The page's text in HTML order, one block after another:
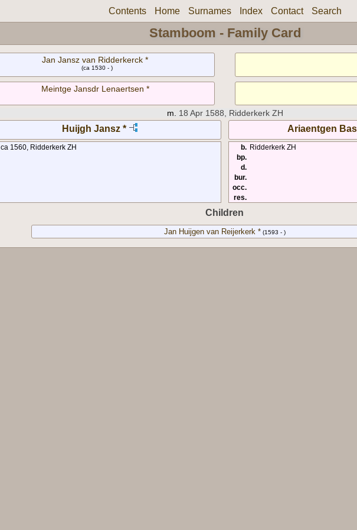
Contents Home Surnames Index Contact Search
Stamboom - Family Card
Jan Jansz van Ridderkerck *
(ca 1530 - )
Meintge Jansdr Lenaertsen *
m. 18 Apr 1588, Ridderkerk ZH
Huijgh Jansz * Ariaentgen
ca 1560, Ridderkerk ZH
b. Ridderkerk ZH
bp.
d.
bur.
occ.
res.
Children
Jan Huijgen van Reijerkerk * (1593 - )